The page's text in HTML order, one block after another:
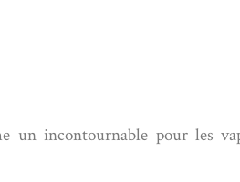
un incontournable pour les